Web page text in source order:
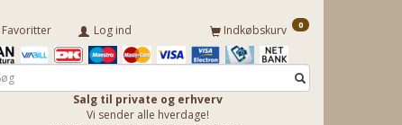
Indkøbskurv 0
Favoritter Log ind
Salg til private og erhverv
Vi sender alle hverdage!